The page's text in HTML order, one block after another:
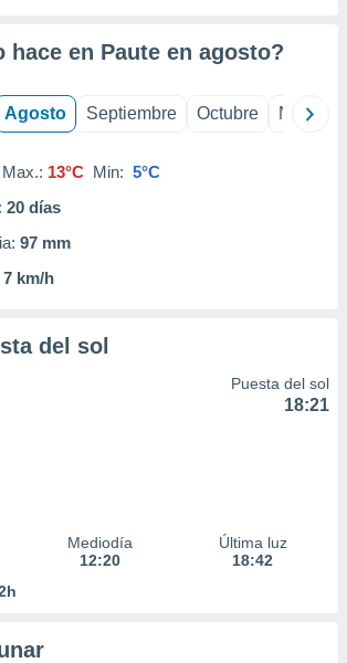
hace en Paute en agosto?
Agosto Septiembre Octubre
Max.: 13°C Min: 5°C
20 días
97 mm
7 km/h
del sol
Puesta del sol
18:21
Mediodía
12:20
Última luz
18:42